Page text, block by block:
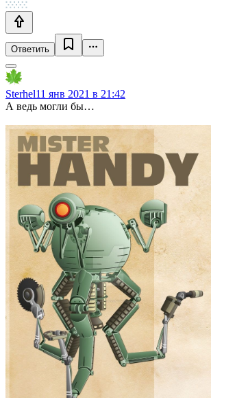
Ответить
Sterhel11 янв 2021 в 21:42
А ведь могли бы…